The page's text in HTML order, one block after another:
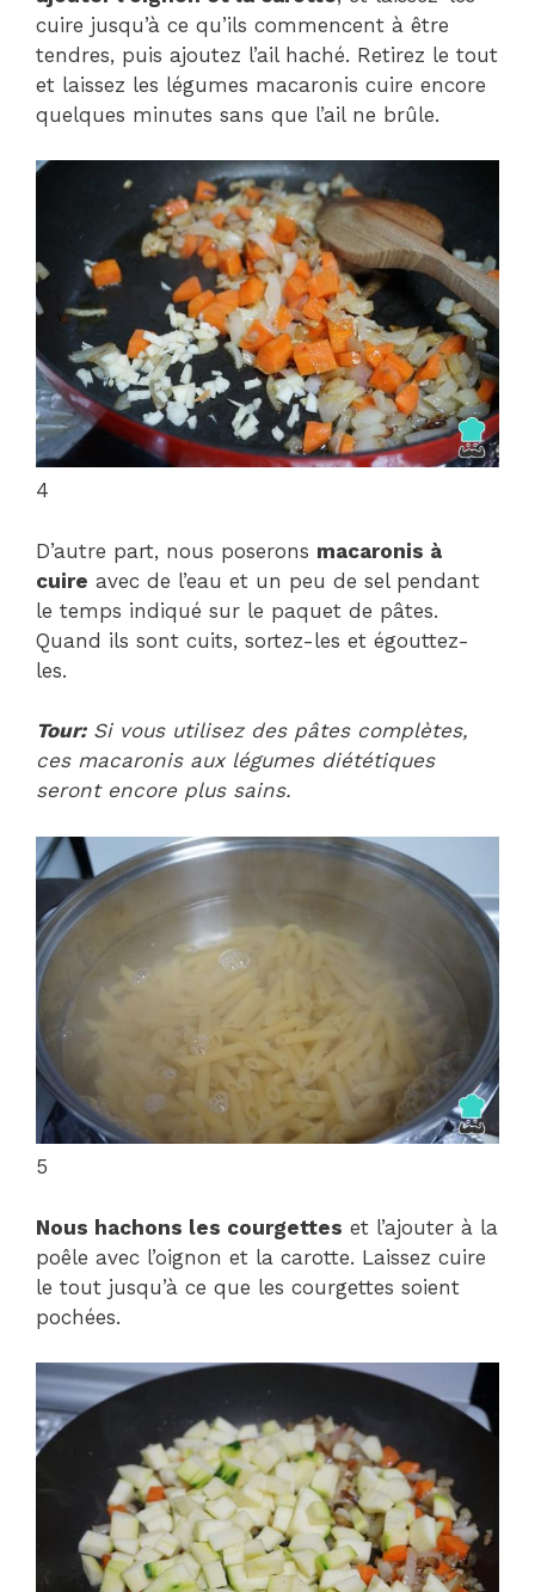
cuire jusqu’à ce qu’ils commencent à être
tendres, puis ajoutez l’ail haché. Retirez le tout
et laissez les légumes macaronis cuire encore
quelques minutes sans que l’ail ne brûle.
4
D’autre part, nous poserons macaronis à
cuire avec de l’eau et un peu de sel pendant
le temps indiqué sur le paquet de pâtes.
Quand ils sont cuits, sortez-les et égouttez-
les.
Tour:Si vous utilisez des pâtes complètes,
ces macaronis aux légumes diététiques
seront encore plus sains.
5
Nous hachons les courgettes et l’ajouter à la
poêle avec l’oignon et la carotte. Laissez cuire
le tout jusqu’à ce que les courgettes soient
pochées.